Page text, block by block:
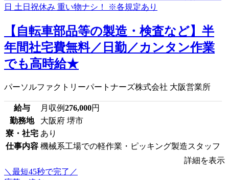
【自転車部品等の製造・検査など】半
年間社宅費無料／日勤／カンタン作業
でも高時給★
パーソルファクトリーパートナーズ株式会社 大阪営業所
給与 月収例276,000円
勤務地
大阪府 堺市
寮・社宅 あり
仕事内容 機械系工場での軽作業・ピッキング製造スタッフ
詳細を表示
＼最短45秒で完了／